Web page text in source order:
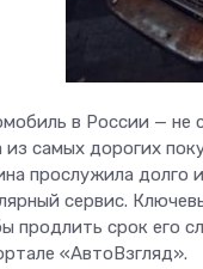
в России — не
из самых дорогих
прослужила долго
сервис.
продлить срок его
«АвтоВзгляд».